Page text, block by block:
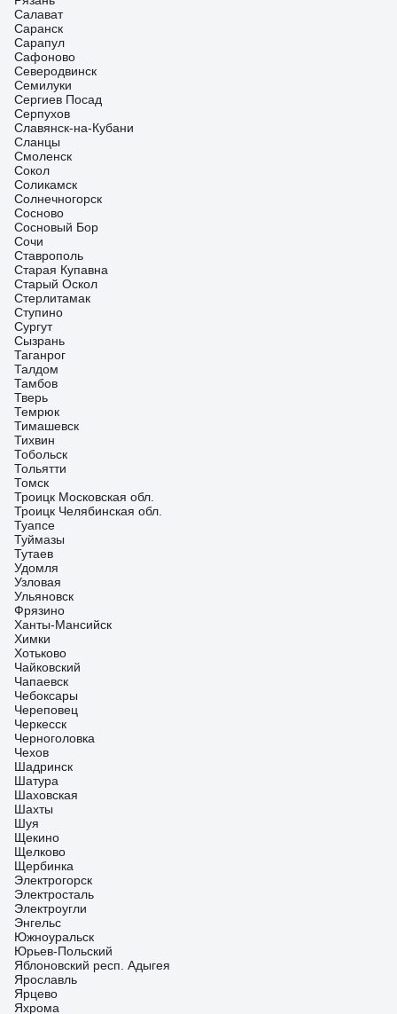
Салават
Саранск
Сарапул
Сафоново
Северодвинск
Семилуки
Сергиев Посад
Серпухов
Славянск-на-Кубани
Сланцы
Смоленск
Сокол
Соликамск
Солнечногорск
Сосново
Сосновый Бор
Сочи
Ставрополь
Старая Купавна
Старый Оскол
Стерлитамак
Ступино
Сургут
Сызрань
Таганрог
Талдом
Тамбов
Тверь
Темрюк
Тимашевск
Тихвин
Тобольск
Тольятти
Томск
Троицк Московская обл.
Троицк Челябинская обл.
Туапсе
Туймазы
Тутаев
Удомля
Узловая
Ульяновск
Фрязино
Ханты-Мансийск
Химки
Хотьково
Чайковский
Чапаевск
Чебоксары
Череповец
Черкесск
Черноголовка
Чехов
Шадринск
Шатура
Шаховская
Шахты
Шуя
Щекино
Щелково
Щербинка
Электрогорск
Электросталь
Электроугли
Энгельс
Южноуральск
Юрьев-Польский
Яблоновский респ. Адыгея
Ярославль
Ярцево
Яхрома